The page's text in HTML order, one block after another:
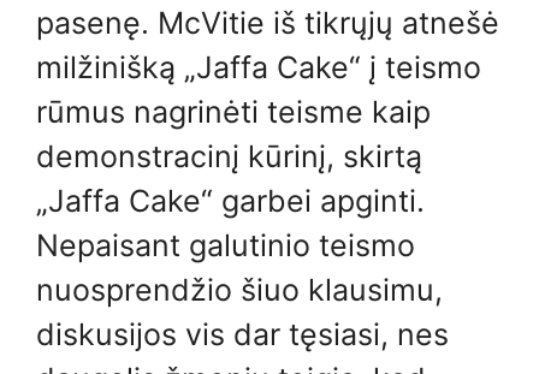
pasenę. McVitie iš tikrųjų atnešė
milžinišką „Jaffa Cake“ į teismo
rūmus nagrinėti teisme kaip
demonstracinį kūrinį, skirtą
„Jaffa Cake“ garbei apginti.
Nepaisant galutinio teismo
nuosprendžio šiuo klausimu,
diskusijos vis dar tęsiasi, nes